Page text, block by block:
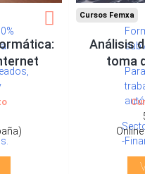
-
Cursos Femxa
Análisis
toma